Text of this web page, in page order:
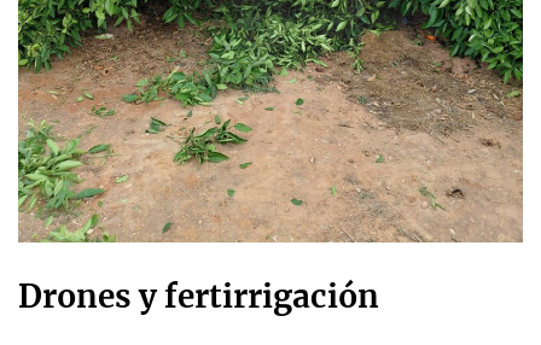
Drones y fertirrigación